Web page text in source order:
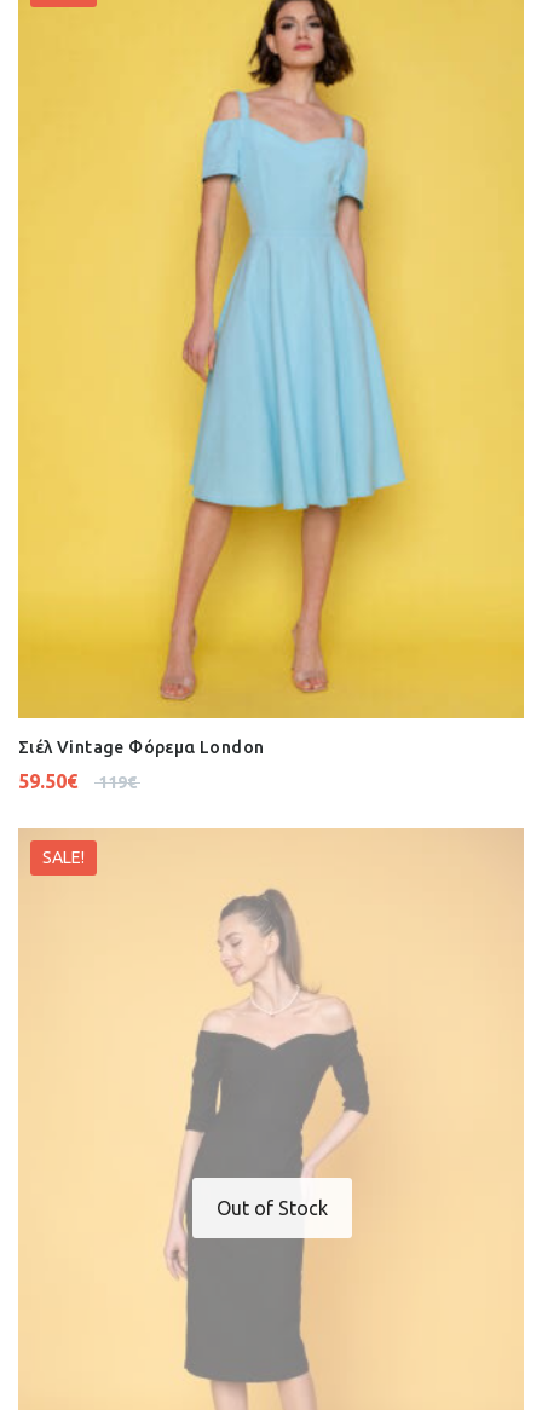
Σιέλ Vintage Φόρεμα London
119€
59.50€
SALE!
Out of Stock